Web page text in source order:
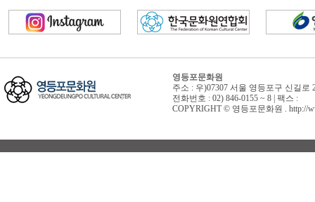
영등포문화원
주소 : 우)07307 서울 영등포구 신길
전화번호 : 02) 846-0155 ~ 8 | 팩스 :
COPYRIGHT © 영등포문화원 . http://